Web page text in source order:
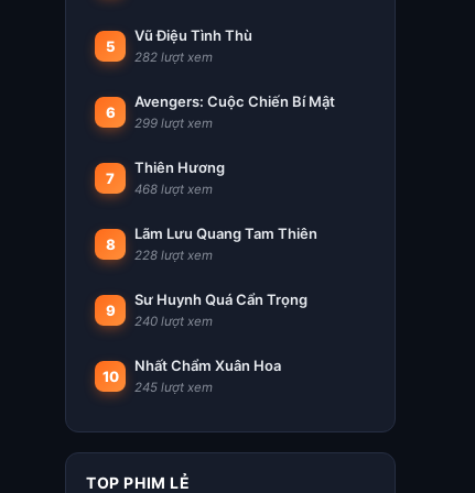
5
Vũ Điệu Tình Thù
282 lượt xem
6
Avengers: Cuộc Chiến Bí Mật
299 lượt xem
7
Thiên Hương
468 lượt xem
8
Lãm Lưu Quang Tam Thiên
228 lượt xem
9
Sư Huynh Quá Cẩn Trọng
240 lượt xem
10
Nhất Chẩm Xuân Hoa
245 lượt xem
TOP PHIM LẺ